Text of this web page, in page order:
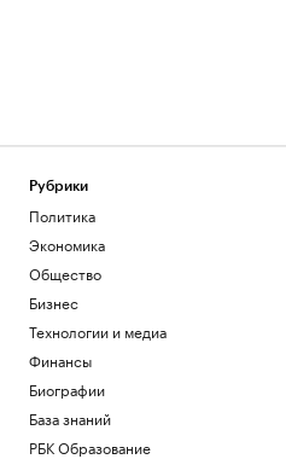
Рубрики
Политика
Экономика
Общество
Бизнес
Технологии и медиа
Финансы
Биографии
База знаний
РБК Образование